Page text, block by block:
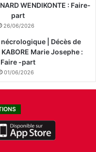
WENDIKONTE : Faire-
part
26/06/2026
| Décès de
Marie Josephe :
Faire -part
01/06/2026